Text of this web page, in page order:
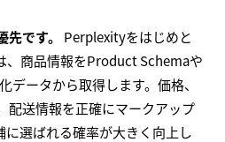
です。
Perplexityをはじめと
、商品情報をProduct Schemaや
データから取得します。価格、
配送情報を正確にマークアップ
に選ばれる確率が大きく向上し